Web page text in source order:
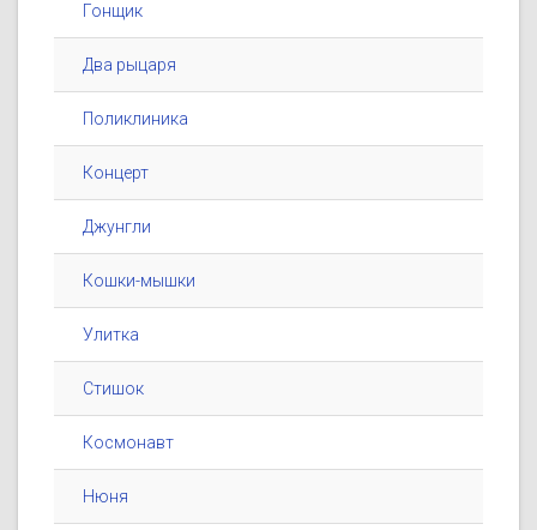
Гонщик
Два рыцаря
Поликлиника
Концерт
Джунгли
Кошки-мышки
Улитка
Стишок
Космонавт
Нюня